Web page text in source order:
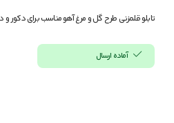
تابلو قلمزنی طرح گل و مرغ آهو مناسب برای دکور
آماده ارسال